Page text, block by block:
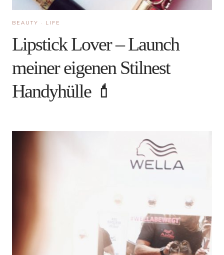
BEAUTY · LIFE
Lipstick Lover – Launch
meiner eigenen Stilnest
Handyhülle 💄